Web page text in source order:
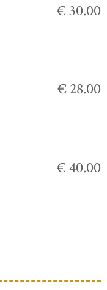
€ 30.00
€ 28.00
€ 40.00